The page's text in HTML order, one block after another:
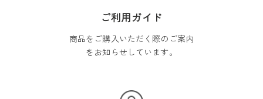
ご利用ガイド
商品をご購入いただく際のご案内
をお知らせしています。